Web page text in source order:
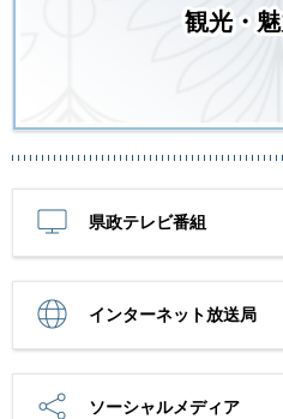
観光・
県政テレビ番組
インターネット放送局
ソーシャルメディア